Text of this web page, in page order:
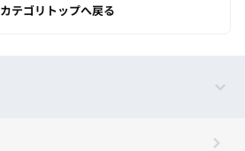
カテゴリトップへ戻る